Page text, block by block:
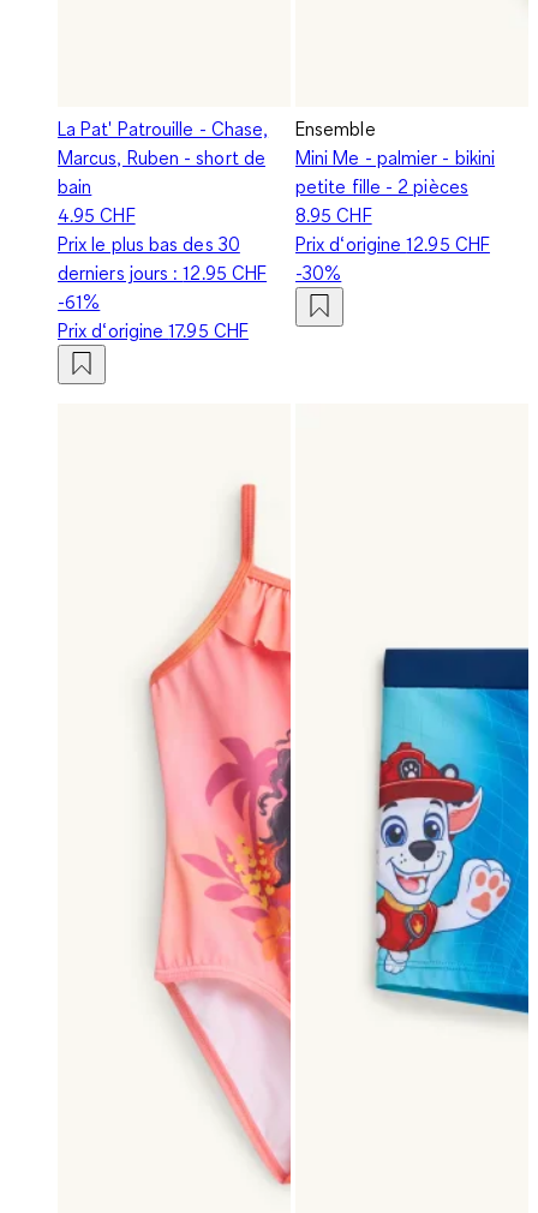
La Pat' Patrouille - Chase,
Marcus, Ruben - short de
bain
4.95 CHF
Prix le plus bas des 30
derniers jours :12.95 CHF
-61%
Prix d‘origine17.95 CHF
Ensemble
Mini Me - palmier - bikini
petite fille - 2 pièces
8.95 CHF
Prix d‘origine12.95 CHF
-30%